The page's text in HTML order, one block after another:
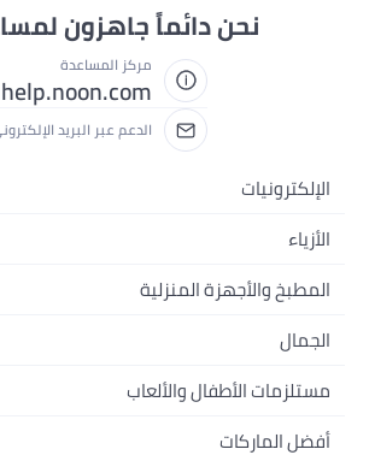
نحن دائماً جاهزون
مركز المساعدة
help.noon.com
الدعم عبر البريد
الإلكترونيات
الجوالات
اللابتوبات
الأجهزة المنزلية
التلفزيونات
السماعات
الأزياء
أزياء نسائية
أزياء البنات
أزياء الأولاد
المطبخ والأجهزة المنزلية
الحمام
المطبخ والسفرة
أدوات وتحسين المنزل
الجمال
العطور
مستلزمات الأطفال والألعاب
الحفاضات
أفضل الماركات